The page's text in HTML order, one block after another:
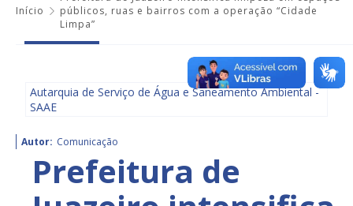
Início
públicos, ruas e bairros com a operação “Cidade
Limpa”
Autarquia de Serviço de Água e Saneamento Ambiental -
SAAE
Autor: Comunicação
Prefeitura de